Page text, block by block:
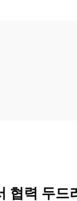
협력 두드